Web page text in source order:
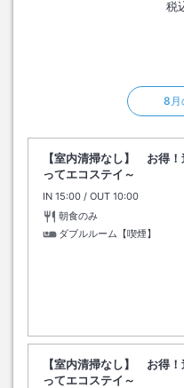
税
8月
【室内清掃なし】 お得
ってエコステイ～
IN チェックイン
15:00 / OUT チェックアウト
10:00
朝食のみ
ダブルルーム【喫煙】
【室内清掃なし】 お得
ってエコステイ～